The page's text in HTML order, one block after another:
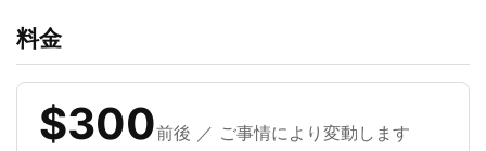
料金
$300前後 ／ ご事情により変動します